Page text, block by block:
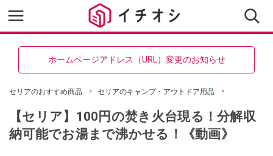
ホームページアドレス（URL）変更のお知らせ
セリアのおすすめ商品 セリアのキャンプ・アウトドア用品
【セリア】100円の焚き火台現る！分解収
納可能でお湯まで沸かせる！《動画》